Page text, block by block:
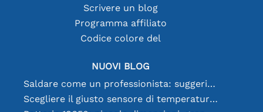
Scrivere un blog
Programma affiliato
Codice colore del
NUOVI BLOG
Saldare come un professionista: suggerimenti per connessioni elettroniche perfette
Scegliere il giusto sensore di temperatura [youtube]